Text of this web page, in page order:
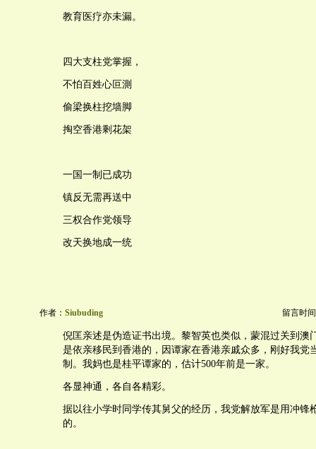
教育医疗亦未漏。
四大支柱党掌握，
不怕百姓心叵測
偷梁换柱挖墙脚
掏空香港剩花架
一国一制已成功
镇反无需再送中
三权合作党领导
改天换地成一统
作者： Siubuding 留言时
倪匡亲述是伪造证书出境。黎智英也类似，蒙混过关到澳
是依亲移民到香港的，因谭家在香港亲戚众多，刚好我党
制。我妈也是桂平谭家的，估计500年前是一家。
各显神通，各自各精彩。
据以往小学时同学传其舅父的经历，我党解放军是用冲锋
的。